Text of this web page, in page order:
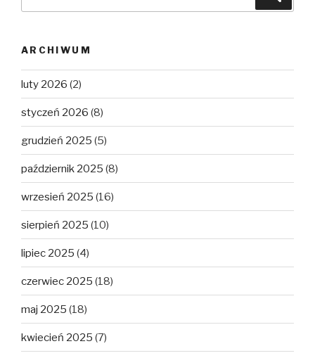
ARCHIWUM
luty 2026 (2)
styczeń 2026 (8)
grudzień 2025 (5)
październik 2025 (8)
wrzesień 2025 (16)
sierpień 2025 (10)
lipiec 2025 (4)
czerwiec 2025 (18)
maj 2025 (18)
kwiecień 2025 (7)